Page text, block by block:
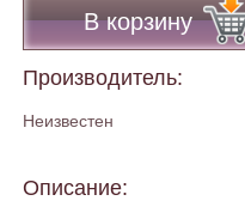
В корзину
Производитель:
Неизвестен
Описание: